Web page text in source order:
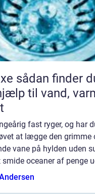
den
til vand,
fast ryger, og har
at lægge den grimme
vane på hylden uden
oceaner af penge
eller ditto